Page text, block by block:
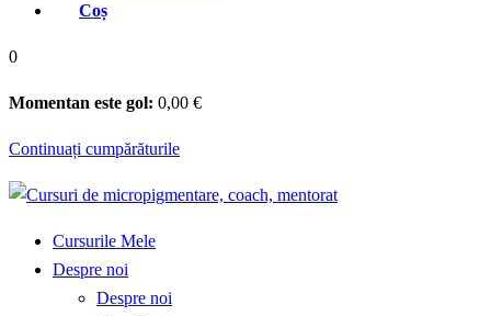
Coș
0
Momentan este gol: 0,00 €
Continuați cumpărăturile
Cursurile Mele
Despre noi
Despre noi